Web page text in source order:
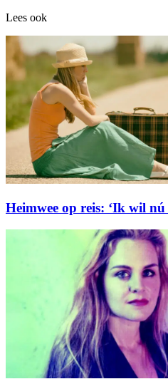
Lees ook
Heimwee op reis: ‘Ik wil nú